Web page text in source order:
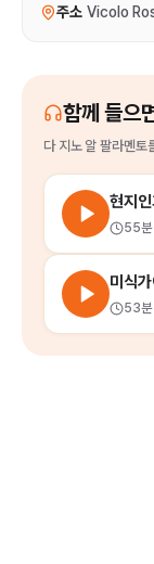
주소 Vicolo
함께 들으
다 지노 알 팔라멘토
현지
55분
53분